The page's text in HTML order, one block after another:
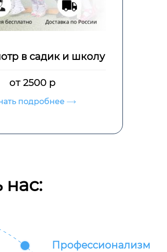
в садик и школу
от 2500 р
подробнее
нас:
Профессионализм